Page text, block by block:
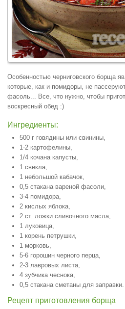
Особенностью черниговского борща
которые, как и помидоры, не
фасоль... Все, что нужно, чтобы
воскресный обед :)
Ингредиенты:
500 г говядины или свинины,
1-2 картофелины,
1/4 кочана капусты,
1 свекла,
1 небольшой кабачок,
0,5 стакана вареной фасоли,
3-4 помидора,
2 кислых яблока,
2 ст. ложки сливочного масла,
1 луковица,
1 корень петрушки,
1 морковь,
5-6 горошин черного перца,
2-3 лавровых листа,
4 зубчика чеснока,
0,5 стакана сметаны для заправки.
Рецепт приготовления борща